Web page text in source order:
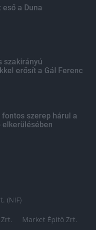
a Duna
szakirányú
erősít a Gál Ferenc
szerep hárul a
elkerülésében
(NIF)
Market Építő Zrt.